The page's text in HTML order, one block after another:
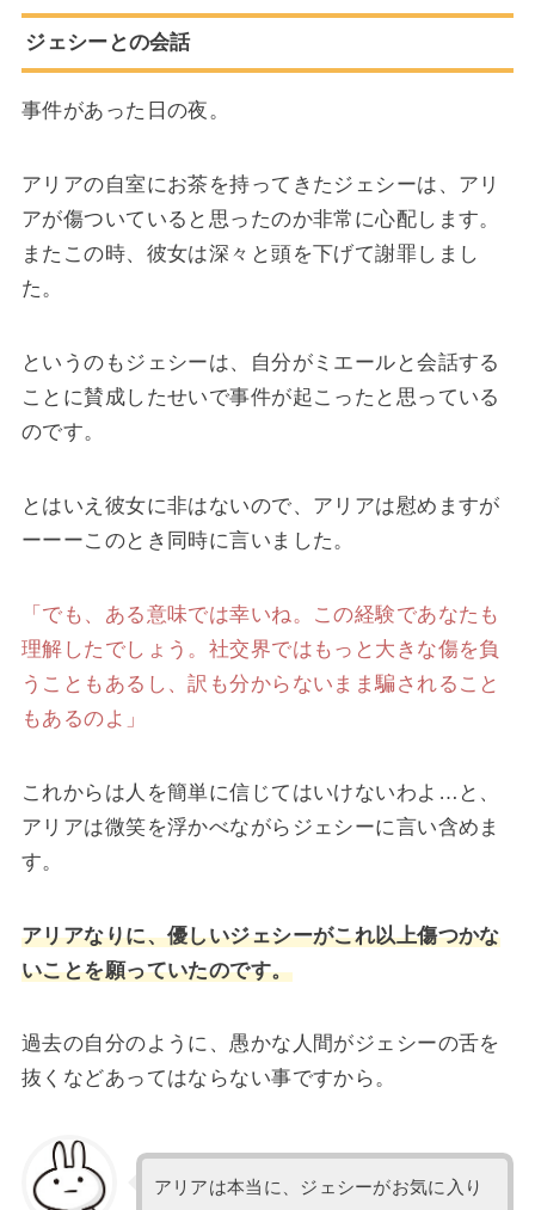
ジェシーとの会話
事件があった日の夜。
アリアの自室にお茶を持ってきたジェシーは、アリ
アが傷ついていると思ったのか非常に心配します。
またこの時、彼女は深々と頭を下げて謝罪しまし
た。
というのもジェシーは、自分がミエールと会話する
ことに賛成したせいで事件が起こったと思っている
のです。
とはいえ彼女に非はないので、アリアは慰めますが
ーーーこのとき同時に言いました。
「でも、ある意味では幸いね。この経験であなたも
理解したでしょう。社交界ではもっと大きな傷を負
うこともあるし、訳も分からないまま騙されること
もあるのよ」
これからは人を簡単に信じてはいけないわよ…と、
アリアは微笑を浮かべながらジェシーに言い含めま
す。
アリアなりに、優しいジェシーがこれ以上傷つかな
いことを願っていたのです。
過去の自分のように、愚かな人間がジェシーの舌を
抜くなどあってはならない事ですから。
アリアは本当に、ジェシーがお気に入り